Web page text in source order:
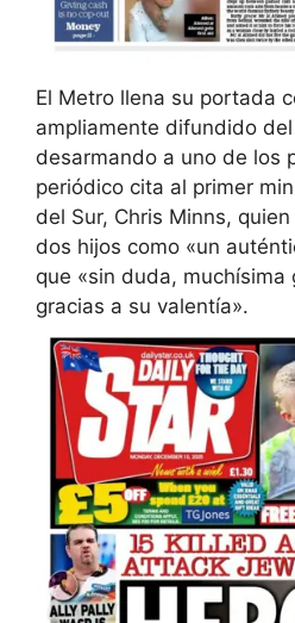
El Metro llena su portada
ampliamente difundido del
desarmando a uno de los
periódico cita al primer
del Sur, Chris Minns,
dos hijos como «un
que «sin duda,
gracias a su valentía».